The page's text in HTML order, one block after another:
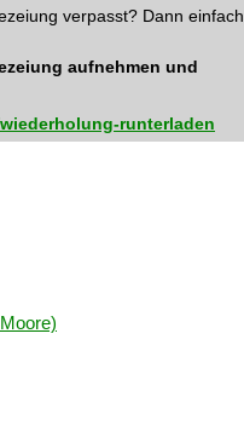
verpasst? Dann einfach
aufnehmen und
runterladen